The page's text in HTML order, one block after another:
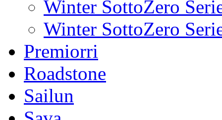
Winter SottoZero
Winter SottoZero
Premiorri
Roadstone
Sailun